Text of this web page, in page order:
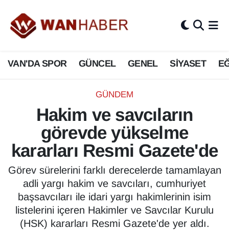
VAN'DA SPOR GÜNCEL GENEL SİYASET
GÜNDEM
Hakim ve savcıların
görevde yükselme
kararları Resmi Gazete'de
Görev sürelerini farklı derecelerde tamamlayan
adli yargı hakim ve savcıları, cumhuriyet
başsavcıları ile idari yargı hakimlerinin isim
listelerini içeren Hakimler ve Savcılar Kurulu
(HSK) kararları Resmi Gazete'de yer aldı.
3.SAYFA
ASAYİŞ
BİLİM VE TEKNOLOJİ
Biyografi
Bölge Haberleri
ÇEVRE
Deprem
Dernekler, Odalar
Van Nöbetçi Eczaneler
Van Hava Durumu
Van Namaz Vakitleri
Van Trafik Yoğunluk Haritası
Süper Lig Puan Durumu ve Fikstür
Tüm Manşetler
Son Dakika Haberleri
Haber Arşivi